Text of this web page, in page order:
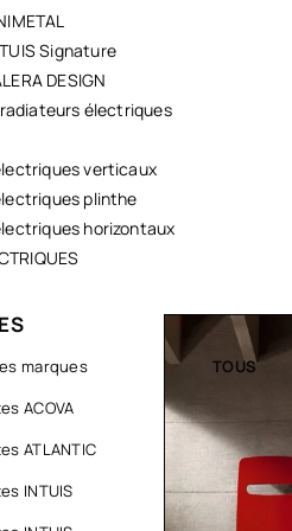
Signature
DESIGN
électriques
verticaux
plinthe
horizontaux
marques
ACOVA
ATLANTIC
INTUIS
TOUS